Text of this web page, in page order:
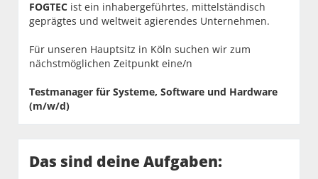
FOGTEC ist ein inhabergeführtes, mittelständisch
geprägtes und weltweit agierendes Unternehmen.
Für unseren Hauptsitz in Köln suchen wir zum
nächstmöglichen Zeitpunkt eine/n
Testmanager für Systeme, Software und Hardware
(m/w/d)
Das sind deine Aufgaben: